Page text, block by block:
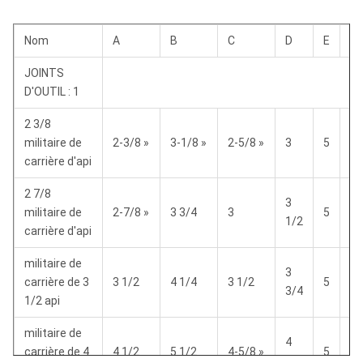
Nom A B C D E
JOINTS
D'OUTIL : 1
2 3/8
militaire de
carrière d'api
2-3/8 » 3-1/8 » 2-5/8 » 3 5
2 7/8
militaire de
carrière d'api
2-7/8 » 3 3/4 3
3
1/2
5
militaire de
carrière de 3
1/2 api
3 1/2 4 1/4 3 1/2
3
3/4
5
militaire de
carrière de 4
4 1/2 5 1/2 4-5/8 »
4
5